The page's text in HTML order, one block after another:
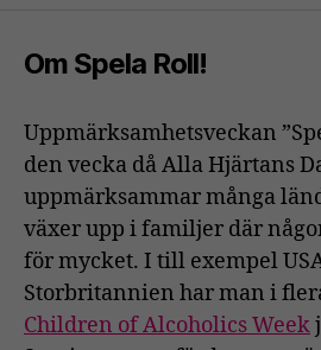
Om Spela Roll!
Uppmärksamhetsveckan
den vecka då Alla Hjärtans
uppmärksammar många
växer upp i familjer där
för mycket. I till exempel
Storbritannien har man i
Children of Alcoholics Week